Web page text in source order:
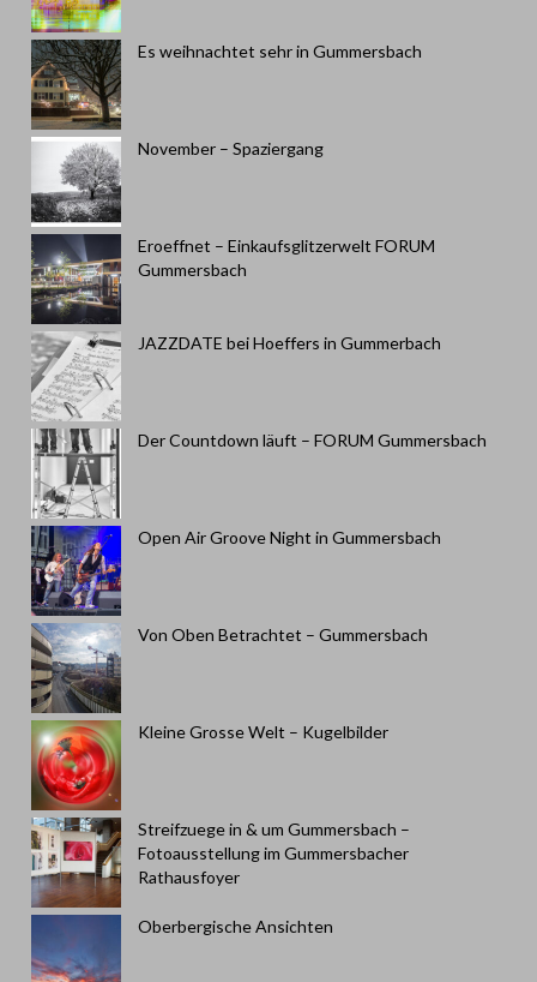
Es weihnachtet sehr in Gummersbach
November – Spaziergang
Eroeffnet – Einkaufsglitzerwelt FORUM
Gummersbach
JAZZDATE bei Hoeffers in Gummerbach
Der Countdown läuft – FORUM Gummersbach
Open Air Groove Night in Gummersbach
Von Oben Betrachtet – Gummersbach
Kleine Grosse Welt – Kugelbilder
Streifzuege in & um Gummersbach –
Fotoausstellung im Gummersbacher
Rathausfoyer
Oberbergische Ansichten